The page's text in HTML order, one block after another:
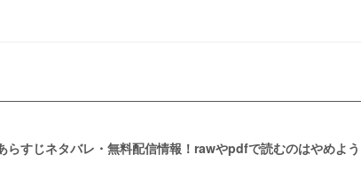
らすじネタバレ・無料配信情報！rawやpdfで読むのはやめよう